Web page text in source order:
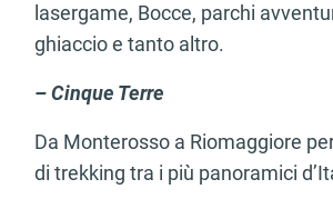
lasergame, Bocce, parchi
ghiaccio e tanto altro.
– Cinque Terre
Da Monterosso a Riomaggiore
di trekking tra i più panoramici